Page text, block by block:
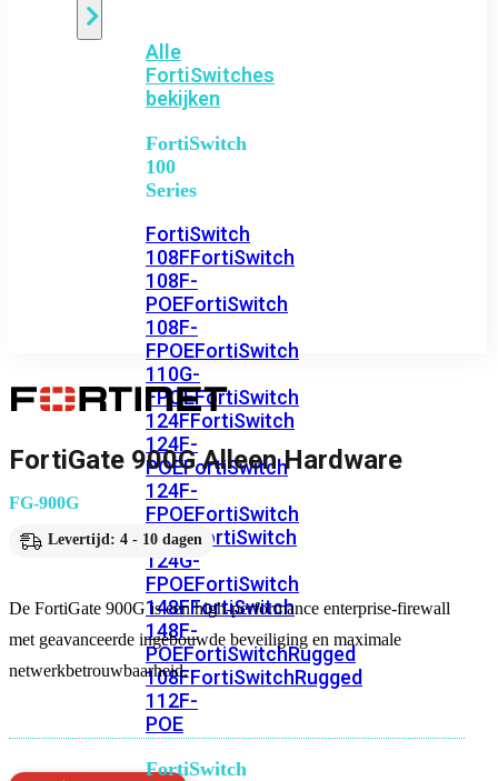
Alle
FortiSwitches
bekijken
FortiSwitch
100
Series
FortiSwitch
108FFortiSwitch
108F-
POEFortiSwitch
108F-
FPOEFortiSwitch
110G-
FPOEFortiSwitch
124FFortiSwitch
124F-
POEFortiSwitch
124F-
FPOEFortiSwitch
124GFortiSwitch
124G-
FPOEFortiSwitch
148FFortiSwitch
148F-
POEFortiSwitchRugged
108FFortiSwitchRugged
112F-
POE
FortiSwitch
FortiGate 900G Alleen Hardware
FG-900G
Levertijd: 4 - 10 dagen
De FortiGate 900G is een high-performance enterprise-firewall
met geavanceerde ingebouwde beveiliging en maximale
netwerkbetrouwbaarheid.